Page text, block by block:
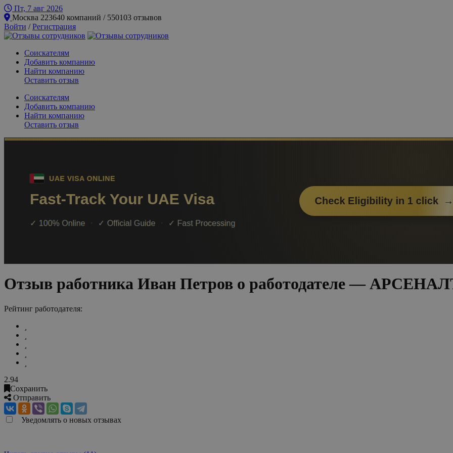
Пт, 7 авг 2026
Москва
223640 компаний / 550103 отзывов
Войти /Регистрация
Соискателям
Добавить компанию
Найти компанию
Оставить отзыв
Соискателям
Добавить компанию
Найти компанию
Оставить отзыв
Отзыв работника Иван Петров о работодателе —
Рейтинг работодателя:
2.94
Сохранить
Отправить
Уведомлять о новых отзывах